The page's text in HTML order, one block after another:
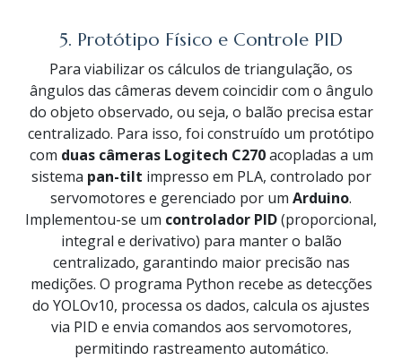
5. Protótipo Físico e Controle PID
Para viabilizar os cálculos de triangulação, os
ângulos das câmeras devem coincidir com o ângulo
do objeto observado, ou seja, o balão precisa estar
centralizado. Para isso, foi construído um protótipo
com duas câmeras Logitech C270acopladas a um
sistema pan-tilt impresso em PLA, controlado por
servomotores e gerenciado por um Arduino.
Implementou-se um controlador PID(proporcional,
integral e derivativo) para manter o balão
centralizado, garantindo maior precisão nas
medições. O programa Python recebe as detecções
do YOLOv10, processa os dados, calcula os ajustes
via PID e envia comandos aos servomotores,
permitindo rastreamento automático.